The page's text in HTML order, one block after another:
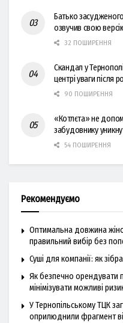
Батько
озвучив свою
32 ПОШИРЕННЯ
Скандал у
центрі уваги після
90 ПОШИРЕННЯ
«Котлєта» не
забудовнику
54 ПОШИРЕННЯ
Рекомендуємо
Оптимальна довжина
правильний вибір без
Суші для компанії: як
Як безпечно орендувати
мінімізувати можливі
У Тернопільському ТЦК
оприлюднили фрагмент